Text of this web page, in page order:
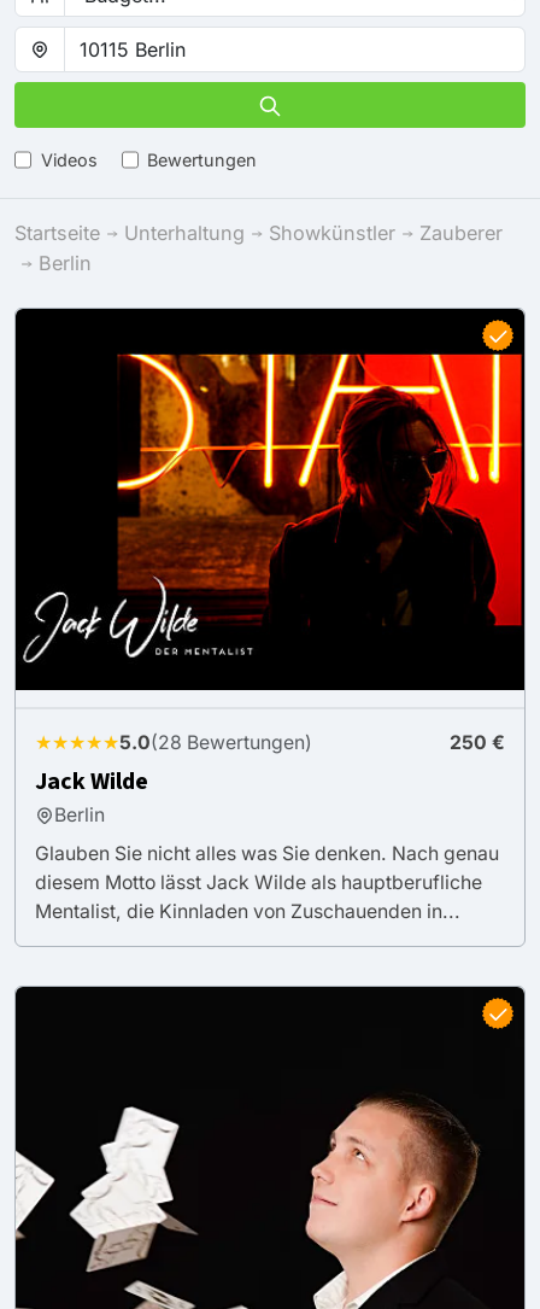
Videos Bewertungen
Startseite Unterhaltung Showkünstler
Zauberer
Berlin
★★★★★5.0(28 Bewertungen) 250 €
Jack Wilde
Berlin
Glauben Sie nicht alles was Sie denken. Nach genau
diesem Motto lässt Jack Wilde als hauptberufliche
Mentalist, die Kinnladen von Zuschauenden in...